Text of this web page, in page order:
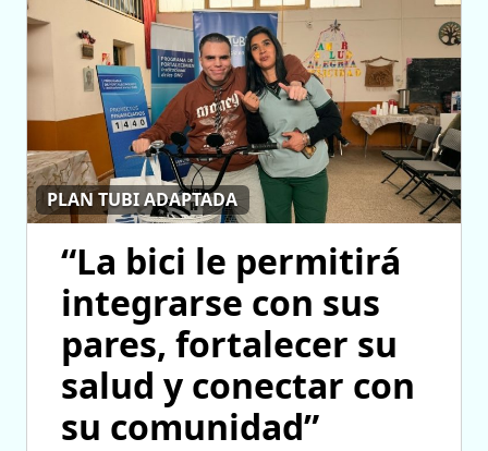
PLAN TUBI ADAPTADA
“La bici le permitirá
integrarse con sus
pares, fortalecer su
salud y conectar con
su comunidad”